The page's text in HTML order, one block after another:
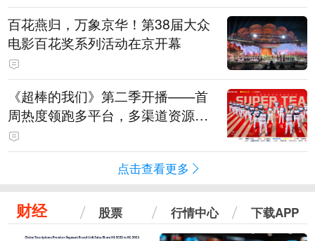
百花燕归，万象京华！第38届大众
电影百花奖系列活动在京开幕
《超棒的我们》第二季开播——首
周热度领跑多平台，多渠道资源加
持助推棒球文化出圈
点击查看更多
财经 股票 行情中心 下载APP